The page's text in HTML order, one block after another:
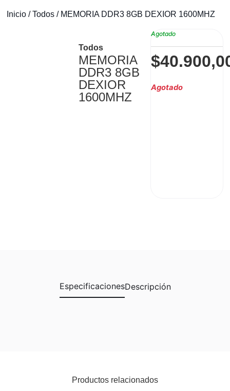
Inicio /Todos / MEMORIA DDR3 8GB DEXIOR 1600MHZ
Todos
MEMORIA
DDR3 8GB
DEXIOR
1600MHZ
Agotado
$
Agotado
EspecificacionesDescripción
Productos relacionados